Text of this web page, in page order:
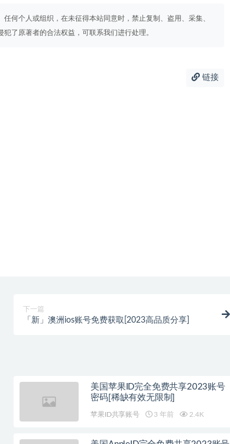
何个人或组织，在未征得本站同意时，禁止复制、盗用、采集、
了原著者的合法权益，可联系我们进行处理。
链接
下一篇
「新」澳洲ios账号免费获取[2023高品质分享]
美国苹果ID完全免费共享2023账号
密码[稀缺有效无限制]
苹果ID共享账号 3 年前 2.4K